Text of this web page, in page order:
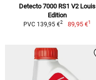
Detecto 7000 RS1 V2 Louis
Edition
PVC 139,95 €2 89,95 €1